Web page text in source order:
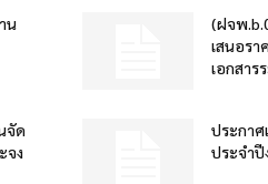
น
(ฝจพ
เสนอรา
เอกสาร
จัด
จง
ประกา
ประจำ